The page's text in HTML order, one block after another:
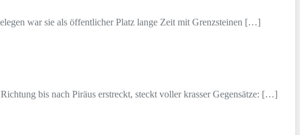
war sie als öffentlicher Platz lange Zeit mit Grenzsteinen […]
bis nach Piräus erstreckt, steckt voller krasser Gegensätze: […]